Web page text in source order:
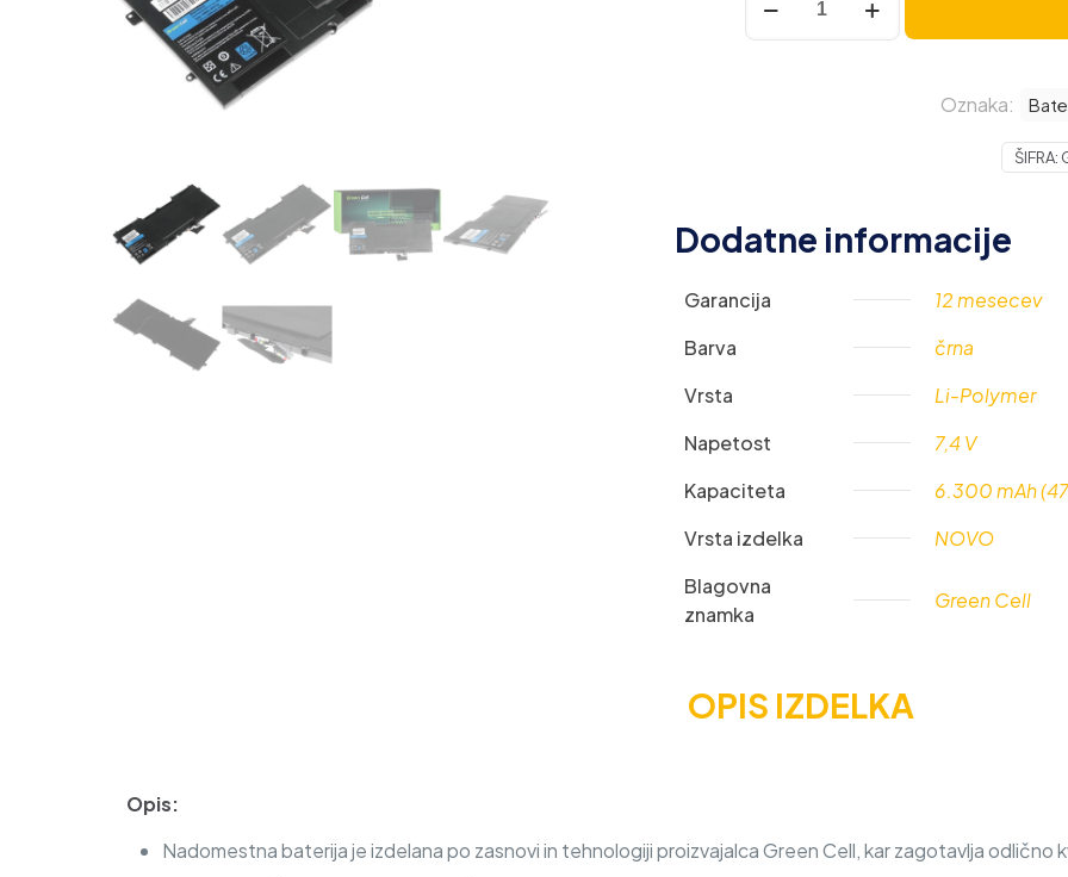
za
Dell
-
/
mAh
Oznaka:
ŠIFRA:
Dodatne informacije
Garancija
12 mesecev
Barva
črna
Vrsta
Li-Polymer
Napetost
7,4 V
Kapaciteta
6.300 mAh
Vrsta izdelka
NOVO
Blagovna
znamka
Green Cell
OPIS IZDELKA
Opis:
Nadomestna baterija je izdelana po zasnovi in tehnologiji proizvajalca Green Cell, kar zagotavlja odlično